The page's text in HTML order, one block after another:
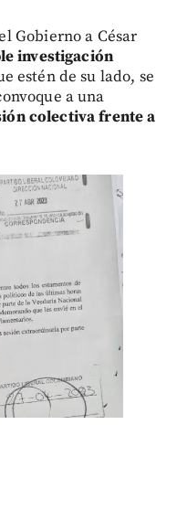
Gobierno a César
investigación
estén de su lado, se
a una
colectiva frente a